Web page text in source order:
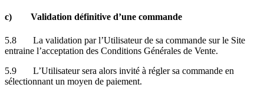
c) Validation définitive d’une commande
5.8 La validation par l’Utilisateur de sa commande sur le Site
entraine l’acceptation des Conditions Générales de Vente.
5.9 L’Utilisateur sera alors invité à régler sa commande en
sélectionnant un moyen de paiement.